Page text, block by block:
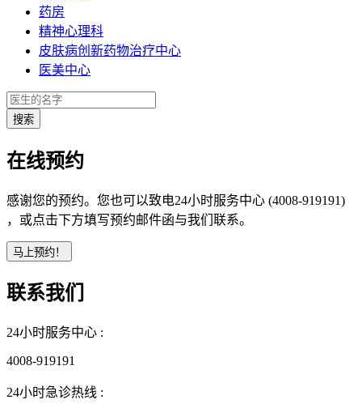
药房
精神心理科
皮肤病创新药物治疗中心
医美中心
在线预约
感谢您的预约。您也可以致电24小时服务中心 (4008-919191)
，或点击下方填写预约邮件函与我们联系。
联系我们
24小时服务中心 :
4008-919191
24小时急诊热线 :